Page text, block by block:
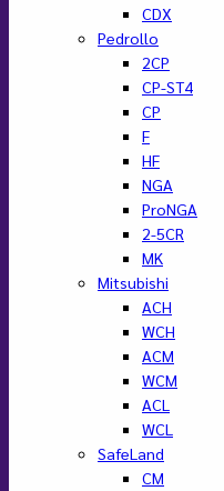
CDX
Pedrollo
2CP
CP-ST4
CP
F
HF
NGA
ProNGA
2-5CR
MK
Mitsubishi
ACH
WCH
ACM
WCM
ACL
WCL
SafeLand
CM